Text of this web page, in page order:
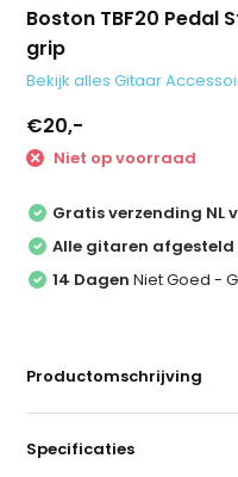
Boston TBF20 Pedal
grip
Bekijk alles Gitaar
€20,-
Niet op voorraad
Gratis verzending NL
Alle gitaren afgesteld
14 Dagen Niet Goed -
Productomschrijving
Specificaties